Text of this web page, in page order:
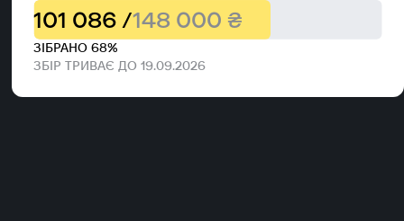
101 086 /148 000 ₴
ЗІБРАНО 68%
ЗБІР ТРИВАЄ ДО 19.09.2026